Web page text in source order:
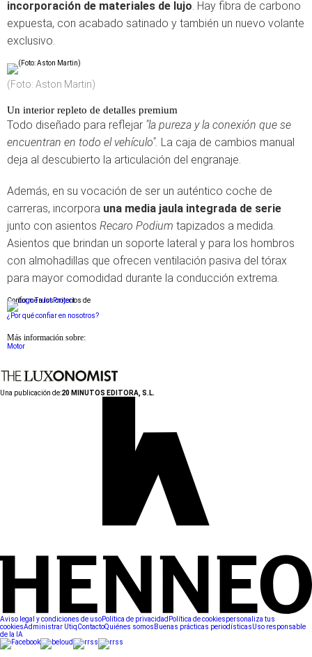
incorporación de materiales de lujo. Hay fibra de carbono
expuesta, con acabado satinado y también un nuevo volante
exclusivo.
(Foto: Aston Martin)
Un interior repleto de detalles premium
Todo diseñado para reflejar "la pureza y la conexión que se
encuentran en todo el vehículo". La caja de cambios manual
deja al descubierto la articulación del engranaje.
Además, en su vocación de ser un auténtico coche de
carreras, incorpora una media jaula integrada de serie
junto con asientos Recaro Podium tapizados a medida.
Asientos que brindan un soporte lateral y para los hombros
con almohadillas que ofrecen ventilación pasiva del tórax
para mayor comodidad durante la conducción extrema.
Conforme a los criterios de
¿Por qué confiar en nosotros?
Más información sobre:
Motor
Una publicación de:20 MINUTOS EDITORA, S.L.
Aviso legal y condiciones de usoPolítica de privacidad Política de cookiespersonaliza tus
cookiesAdministrar UtiqContactoQuiénes somos Buenas prácticas periodísticasUso responsable
de la IA